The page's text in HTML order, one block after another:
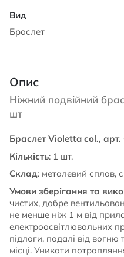
Браслет
Опис
Ніжний подвійний
шт
Браслет Violetta col.,
Кількість: 1 шт.
Склад: металевий сплав,
Умови зберігання та
чистих, добре
не менше ніж 1 м від
електроосвітлювальних
підлоги, подалі від
місці. Уникати